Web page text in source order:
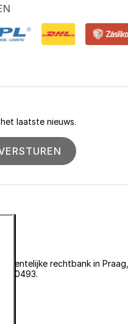
laatste nieuws.
rechtbank in